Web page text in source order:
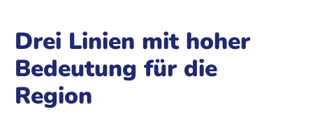
Drei Linien mit hoher
Bedeutung für die
Region